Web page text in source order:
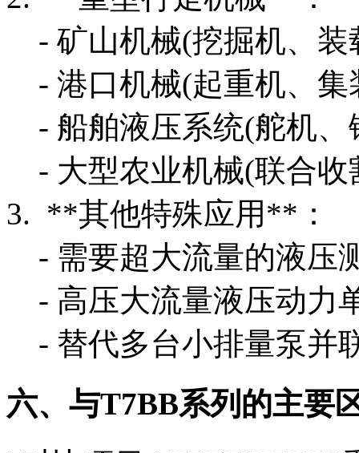
- 矿山机械(挖掘机、装
- 港口机械(起重机、集
- 船舶液压系统(舵机、
- 大型农业机械(联合收
3. **其他特殊应用**：
- 需要超大流量的液压
- 高压大流量液压动力
- 替代多台小排量泵并
六、与T7BB系列的主要